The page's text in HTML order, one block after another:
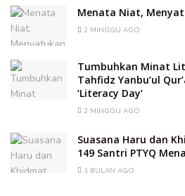
Menata Niat,
2 MINGGU AGO
Tumbuhkan Minat
Tahfidz Yanbu’ul
‘Literacy Day’
2 MINGGU AGO
Suasana Haru dan
149 Santri PTYQ
1 BULAN AGO